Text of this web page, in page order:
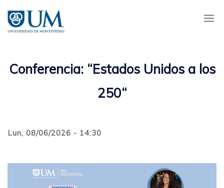
contenido
principal
Conferencia: “Estados Unidos a los
250“
Lun, 08/06/2026 - 14:30